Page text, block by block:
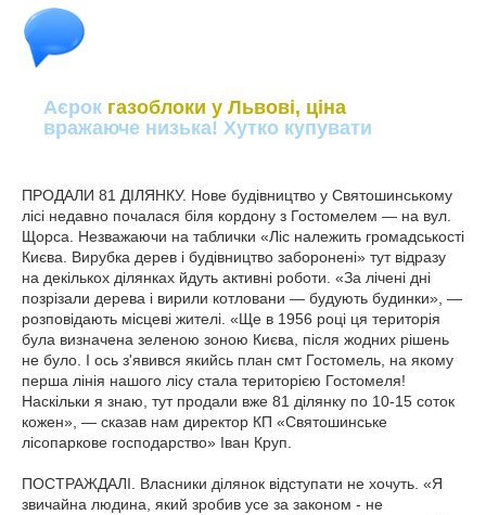
Аєрок газоблоки у Львові, ціна
вражаюче низька! Хутко купувати
ПРОДАЛИ 81 ДІЛЯНКУ. Нове будівництво у Святошинському
лісі недавно почалася біля кордону з Гостомелем — на вул.
Щорса. Незважаючи на таблички «Ліс належить громадськості
Києва. Вирубка дерев і будівництво заборонені» тут відразу
на декількох ділянках йдуть активні роботи. «За лічені дні
позрізали дерева і вирили котловани — будують будинки», —
розповідають місцеві жителі. «Ще в 1956 році ця територія
була визначена зеленою зоною Києва, після жодних рішень
не було. І ось з'явився якийсь план смт Гостомель, на якому
перша лінія нашого лісу стала територією Гостомеля!
Наскільки я знаю, тут продали вже 81 ділянку по 10-15 соток
кожен», — сказав нам директор КП «Святошинське
лісопаркове господарство» Іван Круп.
ПОСТРАЖДАЛІ. Власники ділянок відступати не хочуть. «Я
звичайна людина, який зробив усе за законом - не